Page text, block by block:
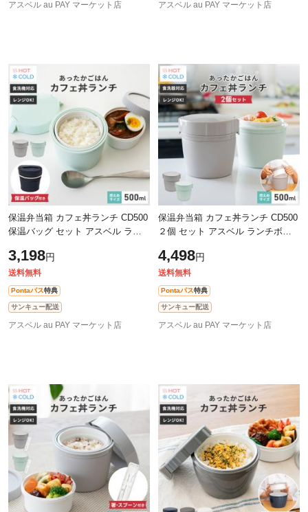
アスベル au PAY マーケット店 アスベル au PAY マーケット店
保温弁当箱 カフェ丼ランチ CD500
保温バッグ セット アスベル ラン
子 男子 女性 男性 おしゃれ 抗菌
3,198円
送料無料
Pontaパス特典
サンキュー配送
アスベル au PAY マーケット店
保温弁当箱 カフェ丼ランチ CD500
２個 セット アスベル ランチボッ
女性 男性 おしゃれ 抗菌 ランチ
4,498円
送料無料
Pontaパス特典
サンキュー配送
アスベル au PAY マーケット店